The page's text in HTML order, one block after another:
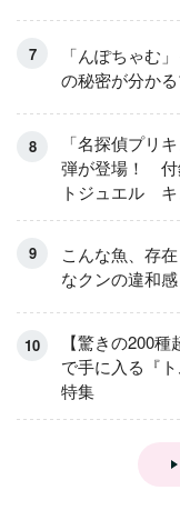
「んぽちゃむ
の秘密が分か
「名探偵プリ
弾が登場！ 付
トジュエル キ
アイスver.」
こんな魚、存
なクンの違和感
【驚きの200
で手に入る『
特集